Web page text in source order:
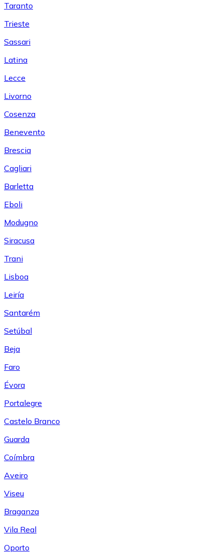
Taranto
Trieste
Sassari
Latina
Lecce
Livorno
Cosenza
Benevento
Brescia
Cagliari
Barletta
Eboli
Modugno
Siracusa
Trani
Lisboa
Leiría
Santarém
Setúbal
Beja
Faro
Évora
Portalegre
Castelo Branco
Guarda
Coímbra
Aveiro
Viseu
Braganza
Vila Real
Oporto